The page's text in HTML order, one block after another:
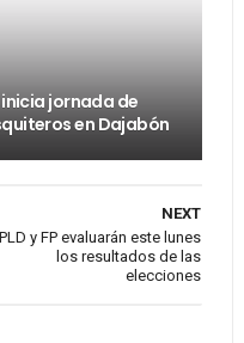
jornada de
en Dajabón
NEXT
PLD y FP evaluarán este lunes
los resultados de las
elecciones